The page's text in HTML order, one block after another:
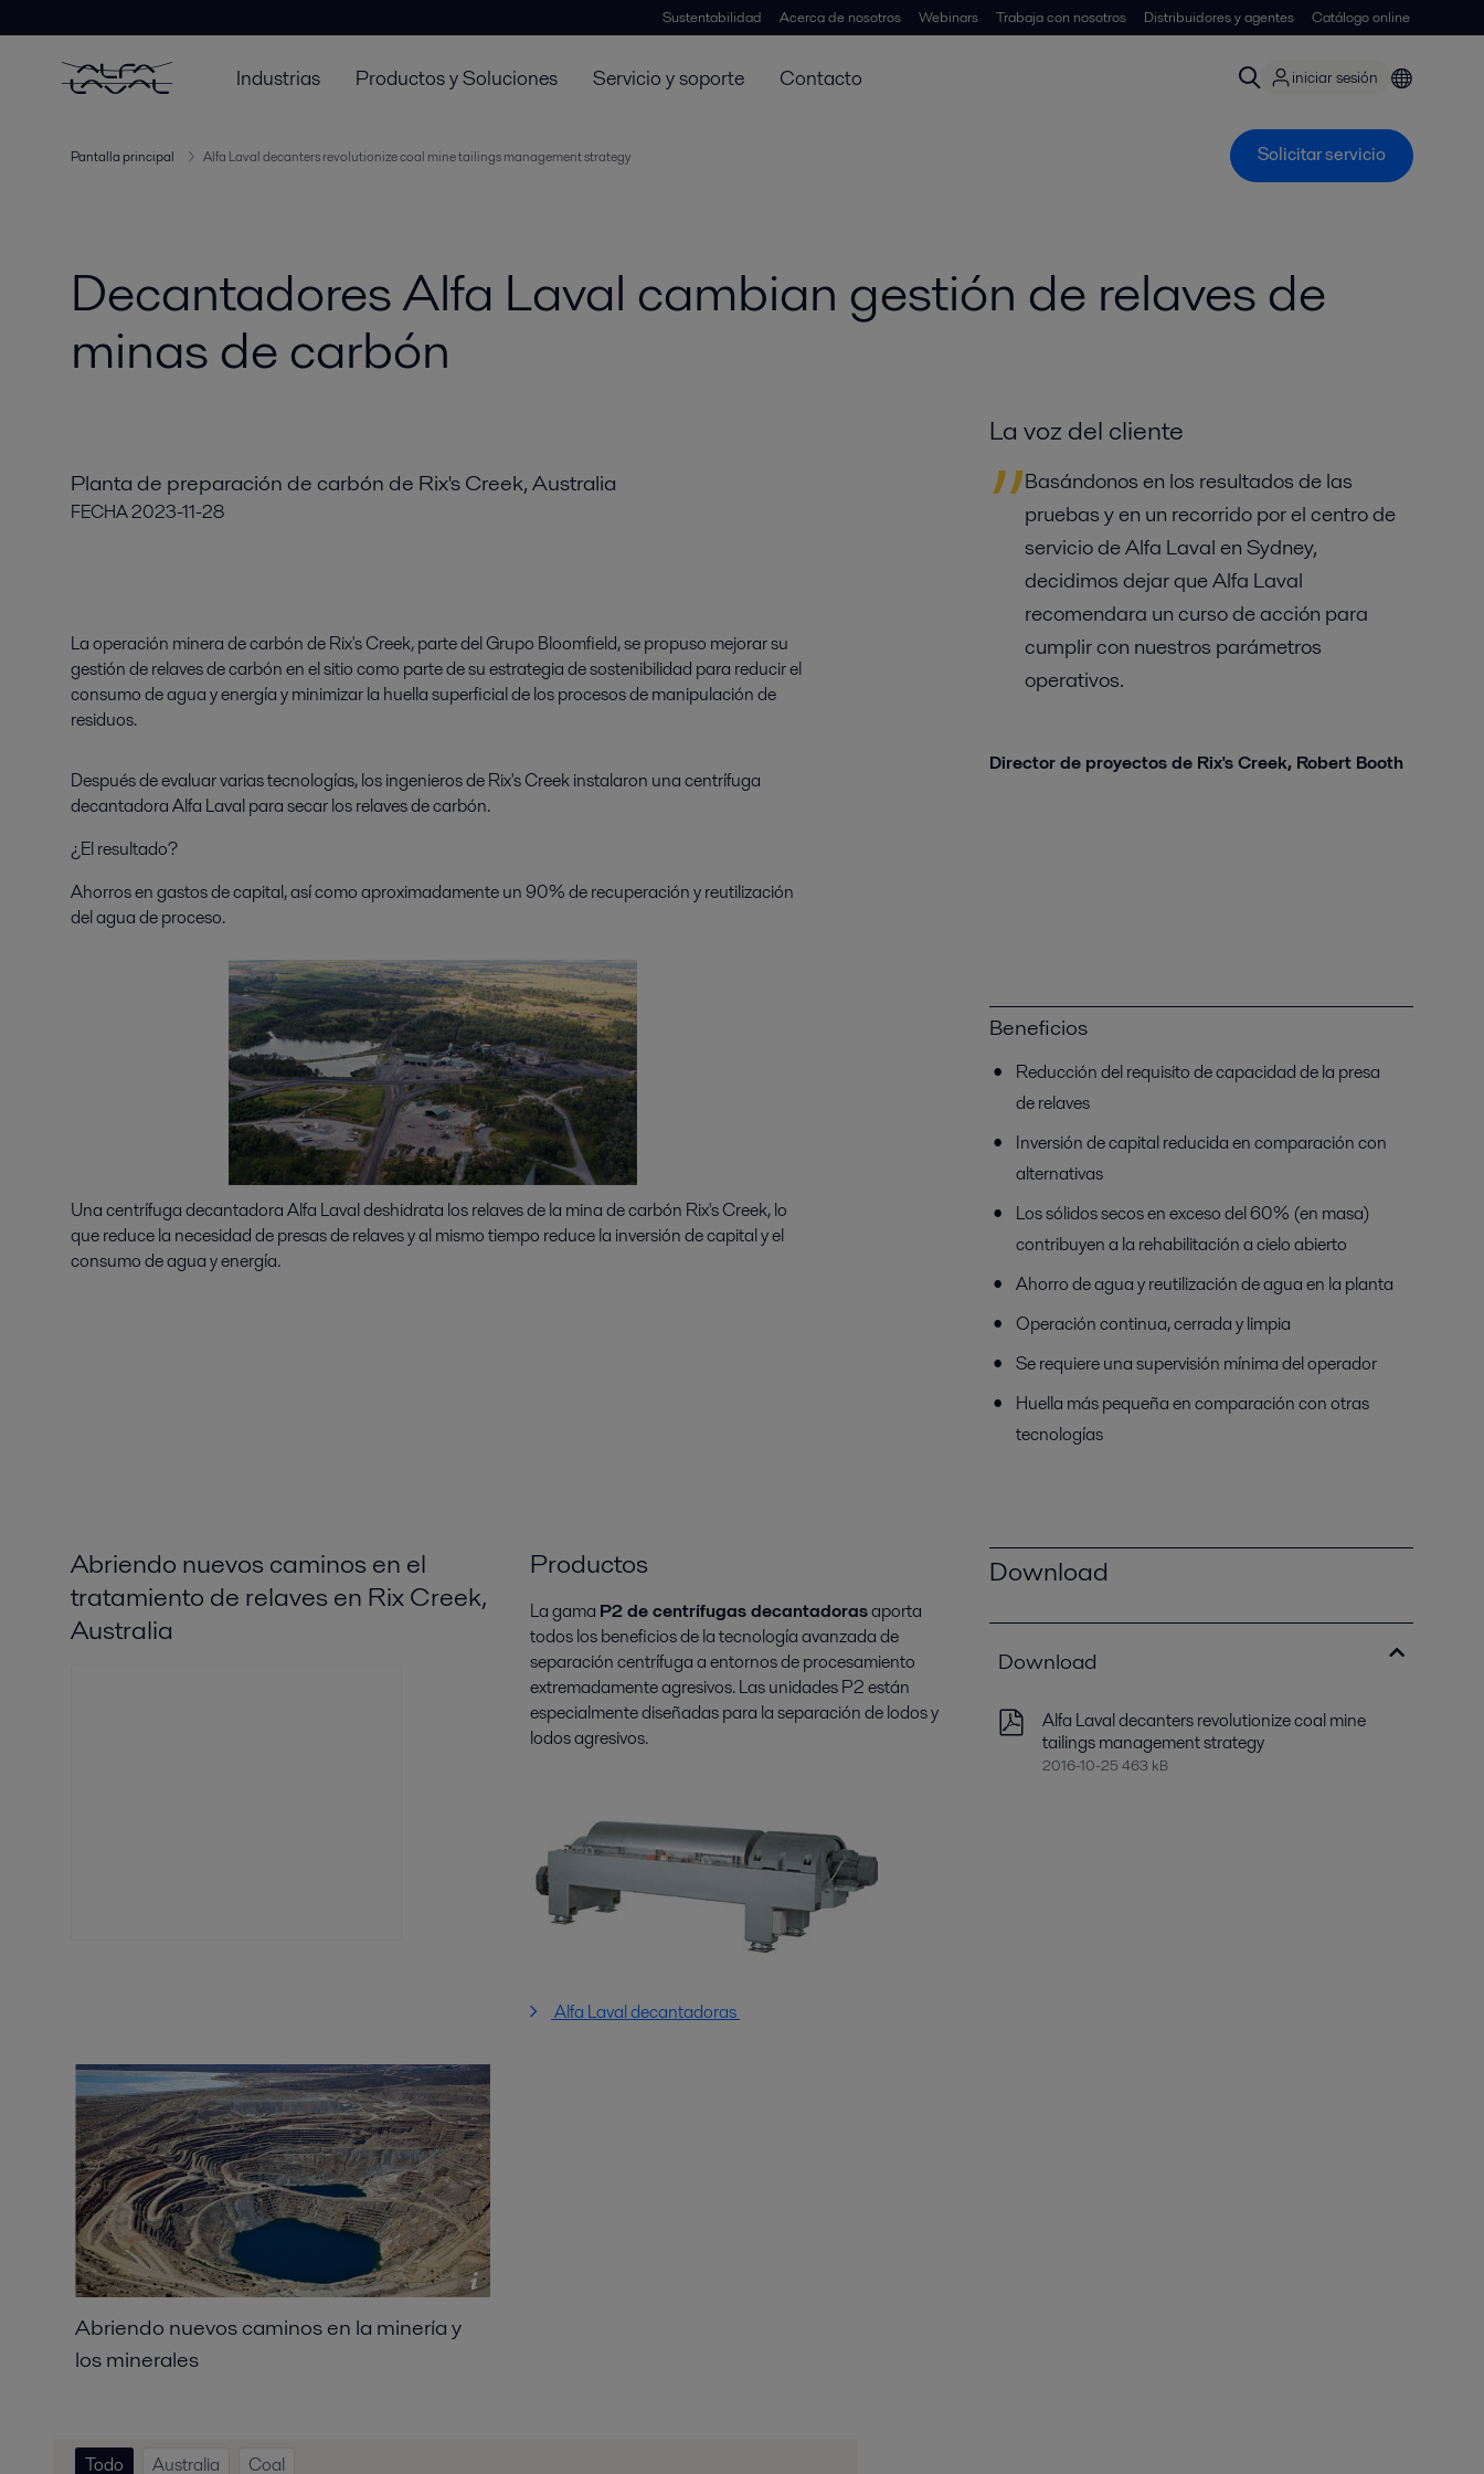
Sustentabilidad Acerca de nosotros Webinars Trabaja con nosotros Distribuidores y agentes Catálogo online
Industrias Productos y Soluciones Servicio y soporte Contacto iniciar sesión
Pantalla principal Alfa Laval decanters revolutionize coal mine tailings management strategy Solicitar servicio
Decantadores Alfa Laval cambian gestión de relaves de
minas de carbón
Planta de preparación de carbón de Rix's Creek, Australia
FECHA2023-11-28
La operación minera de carbón de Rix's Creek, parte del Grupo Bloomfield, se propuso mejorar su
gestión de relaves de carbón en el sitio como parte de su estrategia de sostenibilidad para reducir el
consumo de agua y energía y minimizar la huella superficial de los procesos de manipulación de
residuos.
Después de evaluar varias tecnologías, los ingenieros de Rix's Creek instalaron una centrífuga
decantadora Alfa Laval para secar los relaves de carbón.
¿El resultado?
Ahorros en gastos de capital, así como aproximadamente un 90% de recuperación y reutilización
del agua de proceso.
Una centrífuga decantadora Alfa Laval deshidrata los relaves de la mina de carbón Rix's Creek, lo
que reduce la necesidad de presas de relaves y al mismo tiempo reduce la inversión de capital y el
consumo de agua y energía.
La voz del cliente
Basándonos en los resultados de las
pruebas y en un recorrido por el centro de
servicio de Alfa Laval en Sydney,
decidimos dejar que Alfa Laval
recomendara un curso de acción para
cumplir con nuestros parámetros
operativos.
Director de proyectos de Rix's Creek, Robert Booth
Beneficios
Reducción del requisito de capacidad de la presa
de relaves
Inversión de capital reducida en comparación con
alternativas
Los sólidos secos en exceso del 60% (en masa)
contribuyen a la rehabilitación a cielo abierto
Ahorro de agua y reutilización de agua en la planta
Operación continua, cerrada y limpia
Se requiere una supervisión mínima del operador
Huella más pequeña en comparación con otras
tecnologías
Abriendo nuevos caminos en el
tratamiento de relaves en Rix Creek,
Australia
Productos
La gama P2 de centrífugas decantadorasaporta
todos los beneficios de la tecnología avanzada de
separación centrífuga a entornos de procesamiento
extremadamente agresivos. Las unidades P2 están
especialmente diseñadas para la separación de lodos y
lodos agresivos.
Alfa Laval decantadoras
Download
Download
Alfa Laval decanters revolutionize coal mine
tailings management strategy
2016-10-25 463 kB
Abriendo nuevos caminos en la minería y
los minerales
Todo Australia Coal